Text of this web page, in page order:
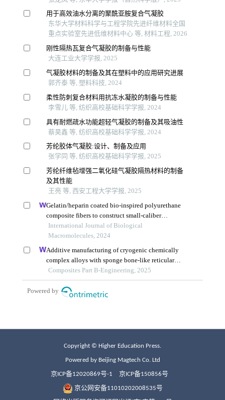
Copyright © Higher Education Press.
Powered by Beijing Magtech Co. Ltd
京ICP备12020869号-1 京ICP备150856号
京公网安备11010202008535号